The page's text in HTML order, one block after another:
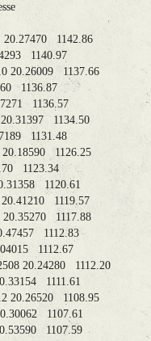
Vitesse
20.27470 1142.86
1140.97
20.26009 1137.66
1136.87
1136.57
20.31397 1134.50
1131.48
20.18590 1126.25
1123.34
20.31358 1120.61
20.41210 1119.57
20.35270 1117.88
20.47457 1112.83
21.04015 1112.67
20.24280 1112.20
20.33154 1111.61
20.26520 1108.95
20.30062 1107.61
20.53590 1107.59